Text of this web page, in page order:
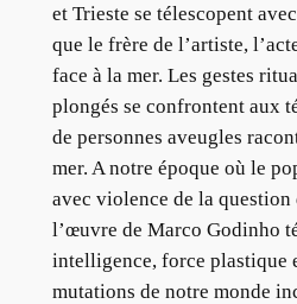
et Trieste se télescopent
que le frère de l’artiste,
face à la mer. Les gestes
plongés se confrontent aux
de personnes aveugles
mer. A notre époque où le
avec violence de la question
l’œuvre de Marco Godinho
intelligence, force plastique
mutations de notre monde